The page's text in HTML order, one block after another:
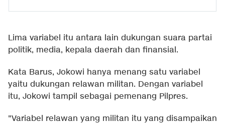
Lima variabel itu antara lain dukungan suara partai
politik, media, kepala daerah dan finansial.
Kata Barus, Jokowi hanya menang satu variabel
yaitu dukungan relawan militan. Dengan variabel
itu, Jokowi tampil sebagai pemenang Pilpres.
"Variabel relawan yang militan itu yang disampaikan